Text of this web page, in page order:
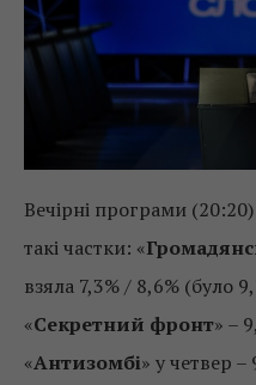
Вечірні програми
такі частки: «
взяла 7,3% / 8,6% (було
«Секретний фронт» –
«Антизомбі» у четвер